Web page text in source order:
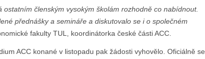
ostatním členským vysokým školám rozhodně co nabídnout.
přednášky a semináře a diskutovalo se i o společném
fakulty TUL, koordinátorka české části ACC.
ACC konané v listopadu pak žádosti vyhovělo. Oficiálně se